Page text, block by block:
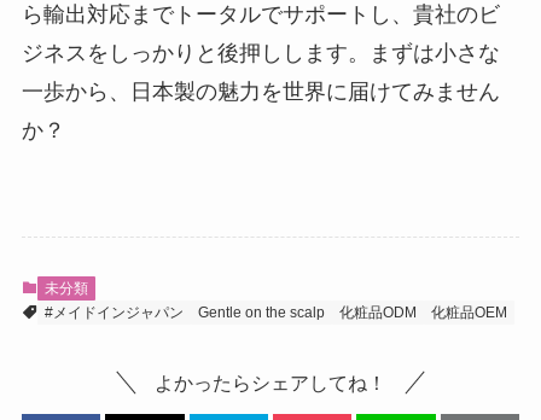
ら輸出対応までトータルでサポートし、貴社のビ
ジネスをしっかりと後押しします。まずは小さな
一歩から、日本製の魅力を世界に届けてみません
か？
未分類
#メイドインジャパン
Gentle on the scalp 化粧品ODM 化粧品OEM
よかったらシェアしてね！